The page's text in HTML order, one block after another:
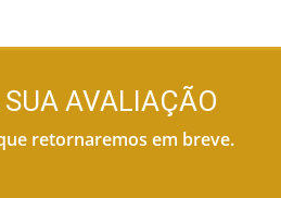
AVALIAÇÃO
retornaremos em breve.